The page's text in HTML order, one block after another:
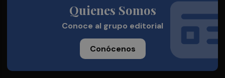
Quienes Somos
Conoce al grupo editorial
Conócenos